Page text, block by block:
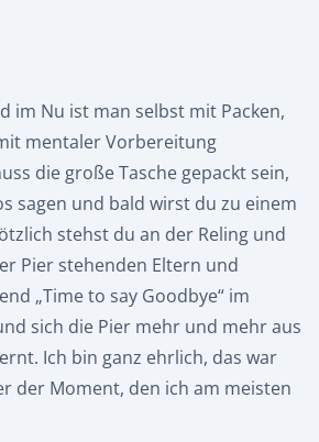
im Nu ist man selbst mit Packen,
mentaler Vorbereitung
die große Tasche gepackt sein,
sagen und bald wirst du zu einem
stehst du an der Reling und
Pier stehenden Eltern und
„Time to say Goodbye“ im
sich die Pier mehr und mehr aus
Ich bin ganz ehrlich, das war
der Moment, den ich am meisten